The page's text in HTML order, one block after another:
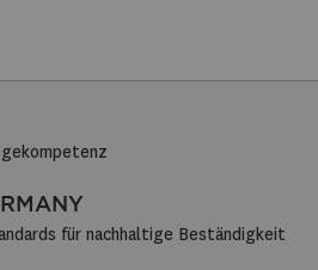
für nachhaltige Beständigkeit